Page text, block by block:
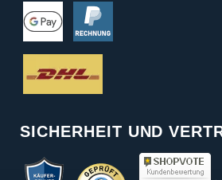
SICHERHEIT UND